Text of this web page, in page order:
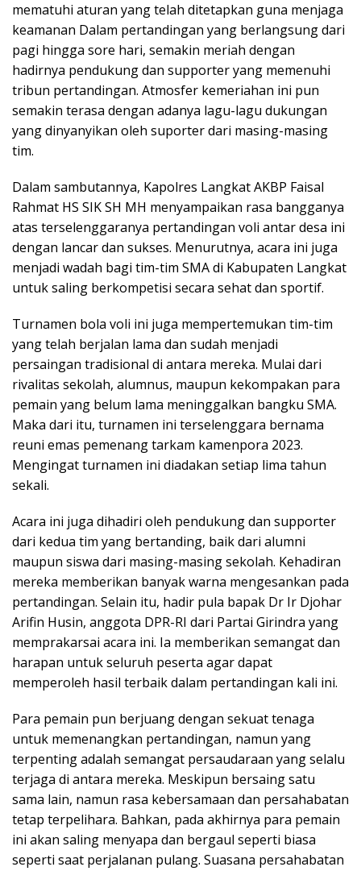
mematuhi aturan yang telah ditetapkan guna menjaga
keamanan Dalam pertandingan yang berlangsung dari
pagi hingga sore hari, semakin meriah dengan
hadirnya pendukung dan supporter yang memenuhi
tribun pertandingan. Atmosfer kemeriahan ini pun
semakin terasa dengan adanya lagu-lagu dukungan
yang dinyanyikan oleh suporter dari masing-masing
tim.
Dalam sambutannya, Kapolres Langkat AKBP Faisal
Rahmat HS SIK SH MH menyampaikan rasa bangganya
atas terselenggaranya pertandingan voli antar desa ini
dengan lancar dan sukses. Menurutnya, acara ini juga
menjadi wadah bagi tim-tim SMA di Kabupaten Langkat
untuk saling berkompetisi secara sehat dan sportif.
Turnamen bola voli ini juga mempertemukan tim-tim
yang telah berjalan lama dan sudah menjadi
persaingan tradisional di antara mereka. Mulai dari
rivalitas sekolah, alumnus, maupun kekompakan para
pemain yang belum lama meninggalkan bangku SMA.
Maka dari itu, turnamen ini terselenggara bernama
reuni emas pemenang tarkam kamenpora 2023.
Mengingat turnamen ini diadakan setiap lima tahun
sekali.
Acara ini juga dihadiri oleh pendukung dan supporter
dari kedua tim yang bertanding, baik dari alumni
maupun siswa dari masing-masing sekolah. Kehadiran
mereka memberikan banyak warna mengesankan pada
pertandingan. Selain itu, hadir pula bapak Dr Ir Djohar
Arifin Husin, anggota DPR-RI dari Partai Girindra yang
memprakarsai acara ini. Ia memberikan semangat dan
harapan untuk seluruh peserta agar dapat
memperoleh hasil terbaik dalam pertandingan kali ini.
Para pemain pun berjuang dengan sekuat tenaga
untuk memenangkan pertandingan, namun yang
terpenting adalah semangat persaudaraan yang selalu
terjaga di antara mereka. Meskipun bersaing satu
sama lain, namun rasa kebersamaan dan persahabatan
tetap terpelihara. Bahkan, pada akhirnya para pemain
ini akan saling menyapa dan bergaul seperti biasa
seperti saat perjalanan pulang. Suasana persahabatan